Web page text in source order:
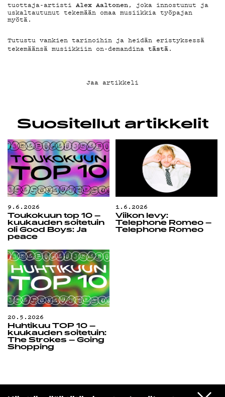
VIESTI
YSTÄVÄKLUBI
TIETOSUOJA
tuottaja-artisti Alex Aaltonen, joka innostunut ja
uskaltautunut tekemään omaa musiikkia työpajan
myötä.
Tutustu vankien tarinoihin ja heidän eristyksessä
tekemäänsä musiikkiin on-demandina tästä.
Jaa artikkeli
Suositellut artikkelit
9.6.2026
Toukokuun top 10 –
kuukauden soitetuin
oli Good Boys: Ja
peace
1.6.2026
Viikon levy:
Telephone Romeo –
Telephone Romeo
20.5.2026
Huhtikuu TOP 10 –
kuukauden soitetuin:
The Strokes – Going
Shopping